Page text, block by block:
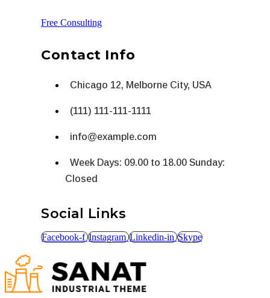
Free Consulting
Contact Info
Chicago 12, Melborne City, USA
(111) 111-111-1111
info@example.com
Week Days: 09.00 to 18.00 Sunday:
Closed
Social Links
Facebook-f Instagram Linkedin-in Skype